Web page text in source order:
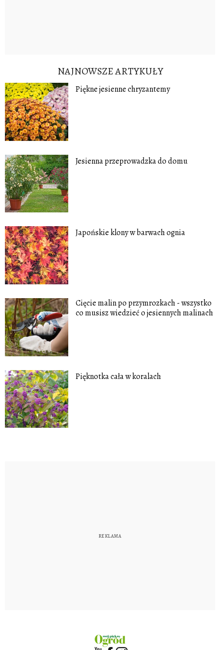
NAJNOWSZE ARTYKUŁY
Piękne jesienne chryzantemy
Jesienna przeprowadzka do domu
Japońskie klony w barwach ognia
Cięcie malin po przymrozkach - wszystko
co musisz wiedzieć o jesiennych malinach
Pięknotka cała w koralach